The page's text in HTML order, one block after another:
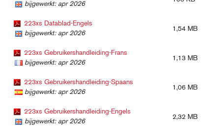
bijgewerkt: apr 2026
223xs Datablad-Engels
bijgewerkt: apr 2026
1,54 MB
223xs Gebruikershandleiding-Frans
bijgewerkt: apr 2026
1,13 MB
223xs Gebruikershandleiding-Spaans
bijgewerkt: apr 2026
1,06 MB
223xs Gebruikershandleiding-Engels
bijgewerkt: apr 2026
2,32 MB